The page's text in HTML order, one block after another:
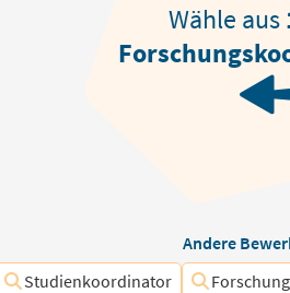
Wähle aus
Andere
Studienkoordinator